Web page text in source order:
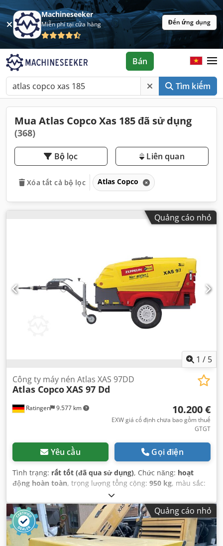
Machineseeker
Miễn phí tại cửa hàng Đến ứng dụng
Tìm kiếm
Bán
Mua Atlas Copco Xas 185 đã sử dụng
(368)
Bộ lọc Liên quan
Xóa tất cả bộ lọc Atlas Copco
Quảng cáo nhỏ
1 / 5
Ratingen 9.577 km
Công ty máy nén Atlas XAS 97DD
Atlas CopcoXAS 97 Dd
10.200 €
EXW giá cố định chưa bao gồm thuế
GTGT
Yêu cầu Gọi điện
Tình trạng: rất tốt (đã qua sử dụng), Chức năng: hoạt
động hoàn toàn, trọng lượng tổng cộng: 950 kg, màu sắc:
, dung tích bình nhiên liệu:
l, nhà sản xuất động cơ:Deutz D2011L03, tổng chiều dài:
3.740 mm, tổng chiều rộng:1.410 mm, tổng chiều cao:
1.360 mm, công suất: 36 kW (48,95 mã lực), lưu lượng thể
tích:318 m³/giờ, áp suất làm việc:7 thanh, áp suất (tối
Quảng cáo nhỏ